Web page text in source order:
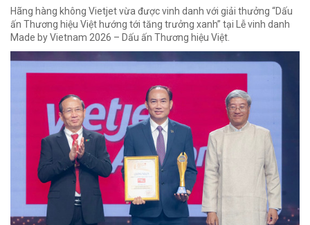
Hãng hàng không Vietjet vừa được vinh danh với giải thưởng “Dấu
ấn Thương hiệu Việt hướng tới tăng trưởng xanh” tại Lễ vinh danh
Made by Vietnam 2026 – Dấu ấn Thương hiệu Việt.